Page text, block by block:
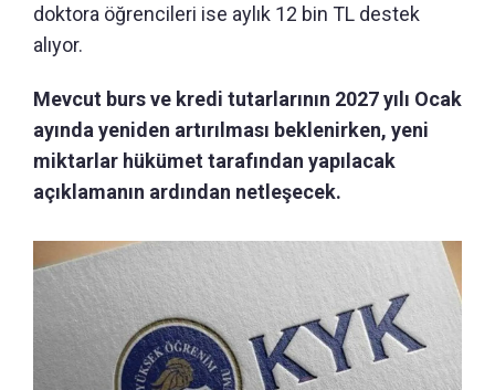
doktora öğrencileri ise aylık 12 bin TL destek
alıyor.
Mevcut burs ve kredi tutarlarının 2027 yılı Ocak
ayında yeniden artırılması beklenirken, yeni
miktarlar hükümet tarafından yapılacak
açıklamanın ardından netleşecek.